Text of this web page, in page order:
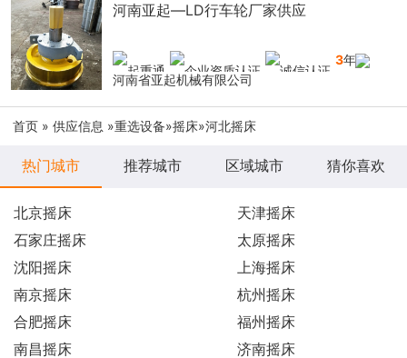
河南亚起—LD行车轮厂家供应
3年
河南省亚起机械有限公司
首页 » 供应信息 »重选设备»摇床»河北摇床
热门城市 推荐城市 区域城市 猜你喜欢
北京摇床
天津摇床
石家庄摇床
太原摇床
沈阳摇床
上海摇床
南京摇床
杭州摇床
合肥摇床
福州摇床
南昌摇床
济南摇床